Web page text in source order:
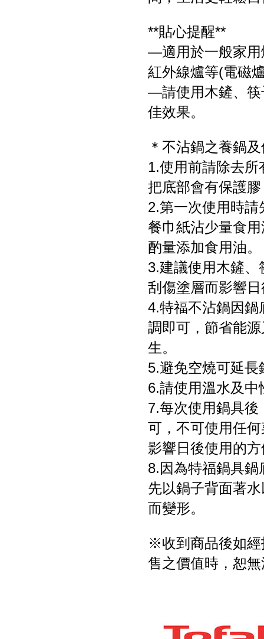
**貼心提醒**
—適用於一般家用
紅外線爐等(電磁
—請使用木鏟、筷
佳效果。
＊不沾鍋之養鍋
1.使用前請除去
把底部會有保護
2.第一次使用時
餐巾紙沾少量食
酌量添加食用油。
3.建議使用木鏟
刮傷塗層而影響
4.特福不沾鍋因
調即可，節省能
生。
5.避免空燒可延
6.請使用溫水及
7.每次使用鍋具
可，不可使用任
影響日後使用的
8.因為特福鍋具
先以鍋子背面著
而變形。
※收到商品後如經
售之價值時，恕